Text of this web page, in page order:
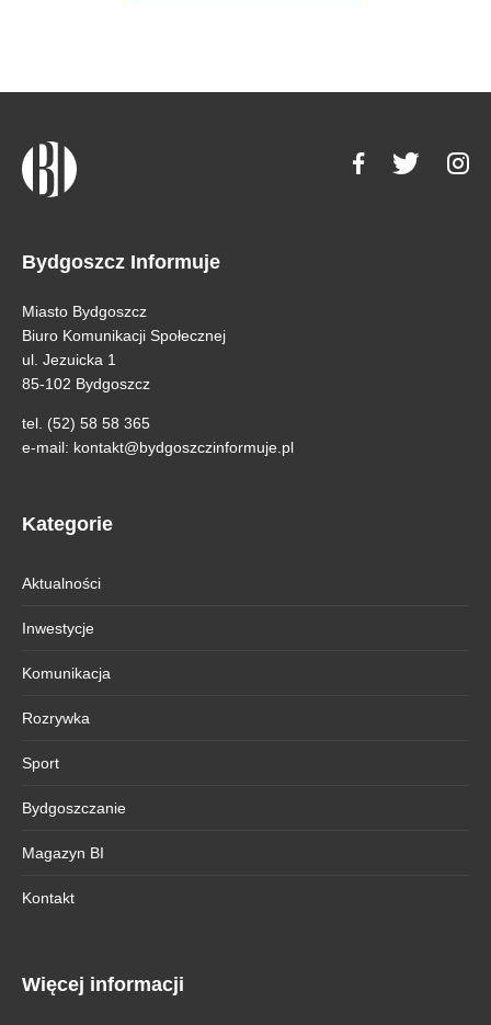
Bydgoszcz Informuje
Miasto Bydgoszcz
Biuro Komunikacji Społecznej
ul. Jezuicka 1
85-102 Bydgoszcz
tel. (52) 58 58 365
e-mail: kontakt@bydgoszczinformuje.pl
Kategorie
Aktualności
Inwestycje
Komunikacja
Rozrywka
Sport
Bydgoszczanie
Magazyn BI
Kontakt
Więcej informacji